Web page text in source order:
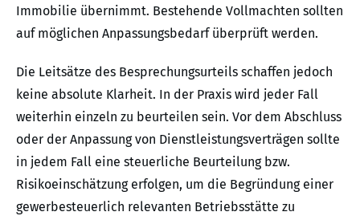
Immobilie übernimmt. Bestehende Vollmachten sollten
auf möglichen Anpassungsbedarf überprüft werden.
Die Leitsätze des Besprechungsurteils schaffen jedoch
keine absolute Klarheit. In der Praxis wird jeder Fall
weiterhin einzeln zu beurteilen sein. Vor dem Abschluss
oder der Anpassung von Dienstleistungsverträgen sollte
in jedem Fall eine steuerliche Beurteilung bzw.
Risikoeinschätzung erfolgen, um die Begründung einer
gewerbesteuerlich relevanten Betriebsstätte zu